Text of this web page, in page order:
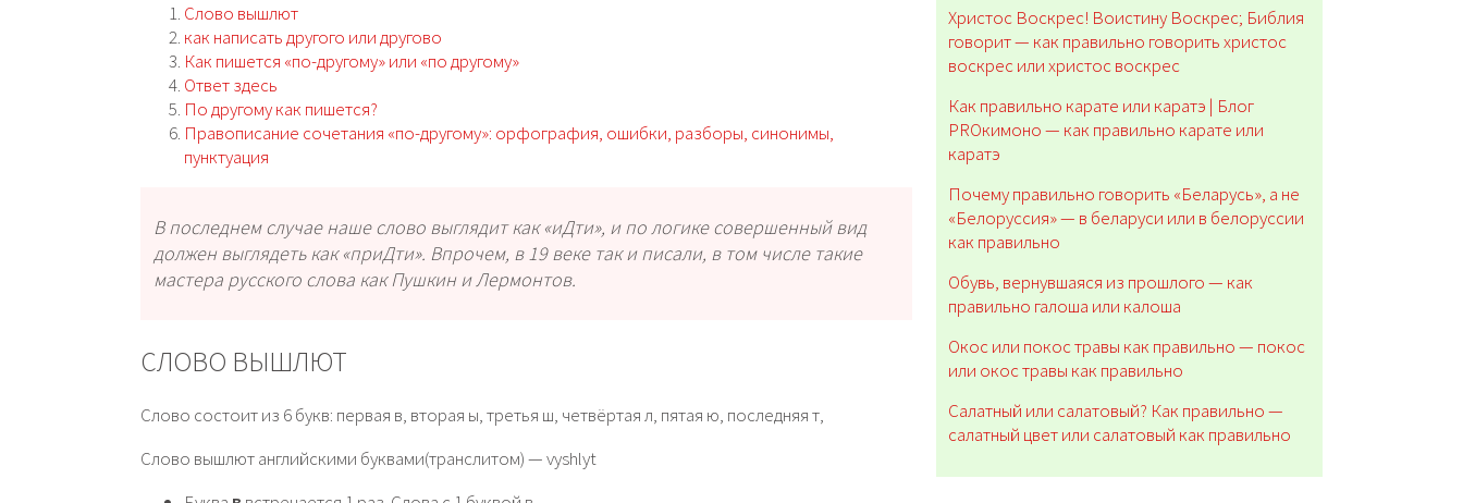
Слово вышлют
как написать другого или другово
Как пишется «по-другому» или «по другому»
Ответ здесь
По другому как пишется?
Правописание сочетания «по-другому»: орфография, ошибки, разборы, синонимы,
пунктуация
В последнем случае наше слово выглядит как «иДти», и по логике совершенный вид
должен выглядеть как «приДти». Впрочем, в 19 веке так и писали, в том числе такие
мастера русского слова как Пушкин и Лермонтов.
СЛОВО ВЫШЛЮТ
Слово состоит из 6 букв: первая в, вторая ы, третья ш, четвёртая л, пятая ю, последняя т,
Слово вышлют английскими буквами(транслитом) — vyshlyt
Христос Воскрес! Воистину Воскрес; Библия
говорит — как правильно говорить христос
воскрес или христос воскрес
Как правильно карате или каратэ | Блог
PROкимоно — как правильно карате или
каратэ
Почему правильно говорить «Беларусь», а не
«Белоруссия» — в беларуси или в белоруссии
как правильно
Обувь, вернувшаяся из прошлого — как
правильно галоша или калоша
Окос или покос травы как правильно — покос
или окос травы как правильно
Салатный или салатовый? Как правильно —
салатный цвет или салатовый как правильно